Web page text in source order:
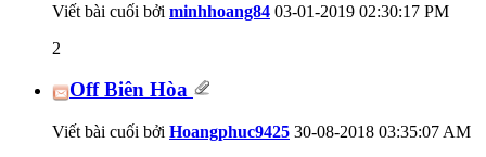
Viết bài cuối bởi minhhoang84 03-01-2019 02:30:17 PM
2
Off Biên Hòa
Viết bài cuối bởi Hoangphuc9425 30-08-2018 03:35:07 AM